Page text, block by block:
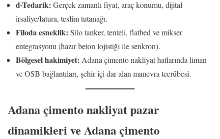
d-Tedarik: Gerçek zamanlı fiyat, araç konumu, dijital
irsaliye/fatura, teslim tutanağı.
Filoda esneklik: Silo tanker, tenteli, flatbed ve mikser
entegrasyonu (hazır beton lojistiği ile senkron).
Bölgesel hakimiyet: Adana çimento nakliyat hatlarında liman
ve OSB bağlantıları, şehir içi dar alan manevra tecrübesi.
Adana çimento nakliyat pazar
dinamikleri ve Adana çimento